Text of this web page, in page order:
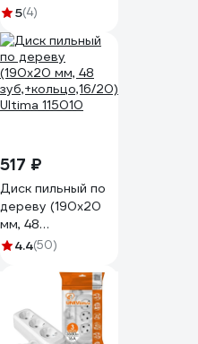
пильных дисков
Optima 903872
5(4)
517 ₽
Диск пильный по
дереву (190х20
мм, 48
зуб,+кольцо,16/20)
4.4(50)